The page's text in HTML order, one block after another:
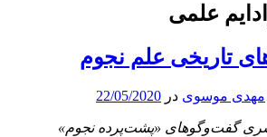
علمی
تاریخی علم نجوم
مهدی موسوی در 22/05/2020
گفت‌وگوهای «پشت‌پرده نجوم»